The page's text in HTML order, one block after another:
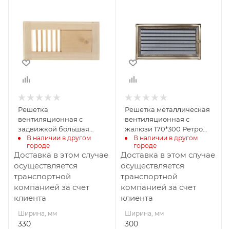
Глубина, мм
Высота, мм
160
Решетка
вентиляционная с
задвижкой большая
Ольха 330*160
В наличии в другом
городе
Доставка в этом случае
осуществляется
транспортной
компанией за счет
клиента
Ширина, мм
330
Глубина, мм
Высота, мм
170
Материал
Металл
Решетка металлическая
вентиляционная с
жалюзи 170*300 Ретро
цвет алюминий - цинк с/
В наличии в другом
городе
Доставка в этом случае
осуществляется
транспортной
компанией за счет
клиента
Ширина, мм
300